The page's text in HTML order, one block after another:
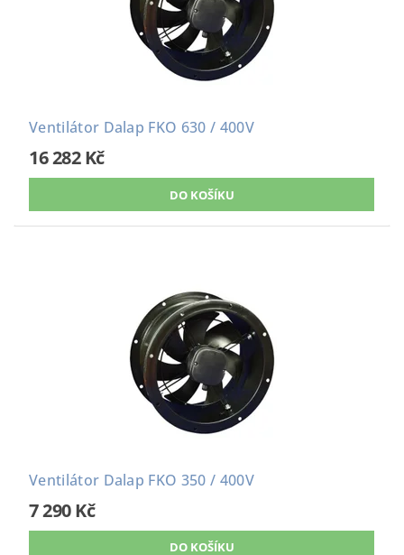
Ventilátor Dalap FKO 630 / 400V
16 282 Kč
Ventilátor Dalap FKO 350 / 400V
7 290 Kč